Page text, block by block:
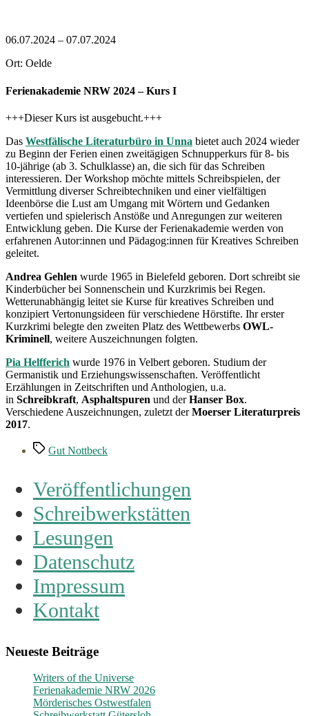
06.07.2024 – 07.07.2024
Ort: Oelde
Ferienakademie NRW 2024 – Kurs I
+++Dieser Kurs ist ausgebucht.+++
Das Westfälische Literaturbüro in Unna bietet auch 2024 wieder
zu Beginn der Ferien einen zweitägigen Schnupperkurs für 8- bis
10-jährige (ab 3. Schulklasse) an, die sich für das Schreiben
interessieren. Der Workshop möchte mittels Schreibspielen, der
Vermittlung diverser Schreibtechniken und einer vielfältigen
Ideenbörse die Lust am Umgang mit Wörtern und Gedanken
vertiefen und spielerisch Anstöße und Anregungen zur weiteren
Entwicklung geben. Die Kurse der Ferienakademie werden von
erfahrenen Autor:innen und Pädagog:innen für Kreatives Schreiben
geleitet.
Andrea Gehlen wurde 1965 in Bielefeld geboren. Dort schreibt sie
Kinderbücher bei Sonnenschein und Kurzkrimis bei Regen.
Wetterunabhängig leitet sie Kurse für kreatives Schreiben und
konzipiert Vertonungsideen für verschiedene Hörstifte. Ihr erster
Kurzkrimi belegte den zweiten Platz des Wettbewerbs OWL-
Kriminell, weitere Auszeichnungen folgten.
Pia Helfferich wurde 1976 in Velbert geboren. Studium der
Germanistik und Erziehungswissenschaften. Veröffentlicht
Erzählungen in Zeitschriften und Anthologien, u.a.
in Schreibkraft, Asphaltspuren und derHanser Box.
Verschiedene Auszeichnungen, zuletzt derMoerser Literaturpreis
2017.
Schlagwörter
Gut Nottbeck
Veröffentlichungen
Schreibwerkstätten
Lesungen
Datenschutz
Impressum
Kontakt
Neueste Beiträge
Writers of the Universe
Ferienakademie NRW 2026
Mörderisches Ostwestfalen